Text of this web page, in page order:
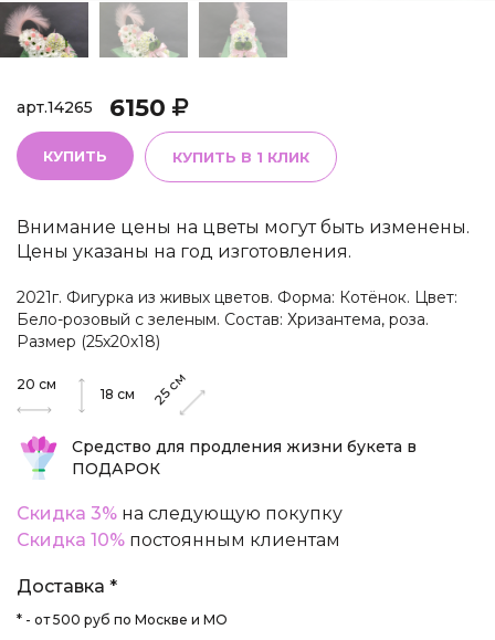
арт.14265 6150
КУПИТЬ КУПИТЬ В 1 КЛИК
Внимание цены на цветы могут быть изменены.
Цены указаны на год изготовления.
2021г. Фигурка из живых цветов. Форма: Котёнок. Цвет:
Бело-розовый с зеленым. Состав: Хризантема, роза.
Размер (25х20х18)
20 см
18 см 25см
Средство для продления жизни букета в
ПОДАРОК
Скидка 3% на следующую покупку
Скидка 10% постоянным клиентам
Доставка *
* - от 500 руб по Москве и МО